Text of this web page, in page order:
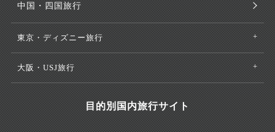
中国・四国旅行
東京・ディズニー旅行
大阪・USJ旅行
目的別国内旅行サイト